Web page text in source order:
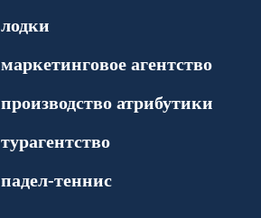
лодки
маркетинговое агентство
производство атрибутики
турагентство
падел-теннис